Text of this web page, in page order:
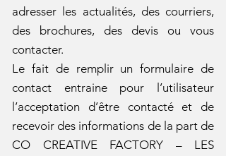
adresser les actualités, des courriers,
des brochures, des devis ou vous
contacter.
Le fait de remplir un formulaire de
contact entraine pour l’utilisateur
l’acceptation d’être contacté et de
recevoir des informations de la part de
CO CREATIVE FACTORY – LES